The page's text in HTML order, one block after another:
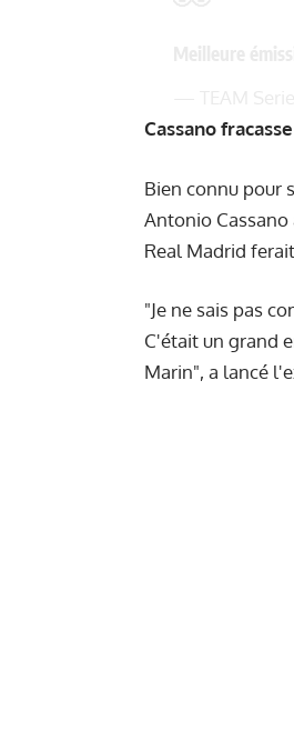
Cassano
Bien connu pour
Antonio Cassano
Real Madrid
"Je ne sais pas
C'était un grand
Marin", a lancé